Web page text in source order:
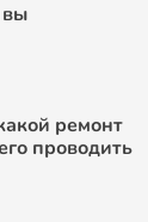
ремонт
проводить